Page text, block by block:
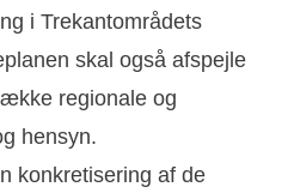
i Trekantområdets
skal også afspejle
regionale og
hensyn.
konkretisering af de